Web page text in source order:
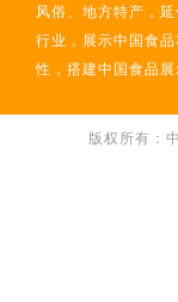
风俗、地方特产，
行业，展示中国食
性，搭建中国食品展
版权所有：